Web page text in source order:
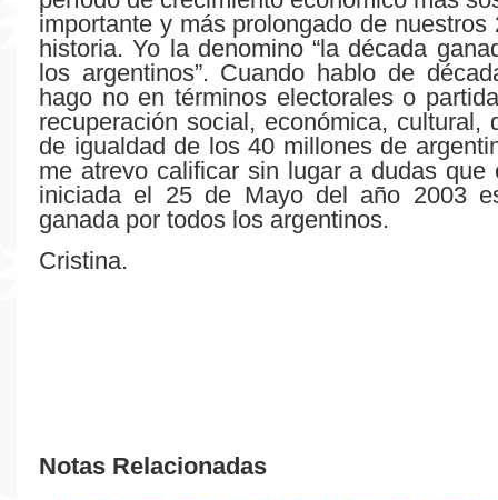
importante y más prolongado de nuestros
historia. Yo la denomino “la década
los argentinos”. Cuando hablo de
hago no en términos electorales o
recuperación social, económica, cultural,
de igualdad de los 40 millones de
me atrevo calificar sin lugar a dudas que
iniciada el 25 de Mayo del año 2003
ganada por todos los argentinos.
Cristina.
Notas Relacionadas